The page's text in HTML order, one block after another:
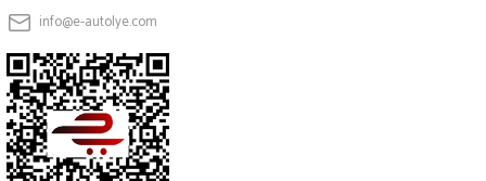
info@e-autolye.com